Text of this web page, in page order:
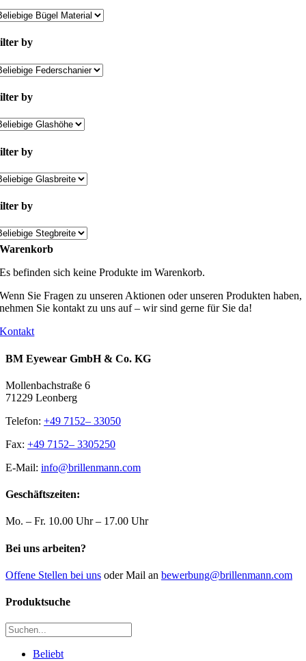
by
by
by
by
Warenkorb
Es befinden sich keine Produkte im Warenkorb.
Wenn Sie Fragen zu unseren Aktionen oder unseren Produkten haben,
nehmen Sie kontakt zu uns auf – wir sind gerne für Sie da!
Kontakt
BM Eyewear GmbH & Co. KG
Mollenbachstraße 6
71229 Leonberg
Telefon: +49 7152– 33050
Fax: +49 7152– 3305250
E-Mail: info@brillenmann.com
Geschäftszeiten:
Mo. – Fr. 10.00 Uhr – 17.00 Uhr
Bei uns arbeiten?
Offene Stellen bei uns oder Mail an bewerbung@brillenmann.com
Produktsuche
Beliebt